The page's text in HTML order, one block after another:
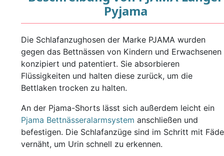
Pyjama
Die Schlafanzughosen der Marke PJAMA wurden
gegen das Bettnässen von Kindern und Erwachsenen
konzipiert und patentiert. Sie absorbieren
Flüssigkeiten und halten diese zurück, um die
Bettlaken trocken zu halten.
An der Pjama-Shorts lässt sich außerdem leicht ein
Pjama Bettnässeralarmsystem anschließen und
befestigen. Die Schlafanzüge sind im Schritt mit
vernäht, um Urin schnell zu erkennen.